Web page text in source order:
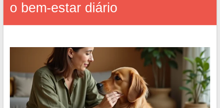
o bem-estar diário